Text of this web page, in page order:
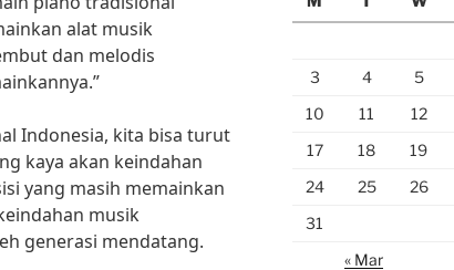
alat musik
dan melodis
Indonesia, kita bisa turut
kaya akan keindahan
yang masih memainkan
musik
generasi mendatang.
3
4 5
10
11 12
17
18 19
24
25 26
31
« Mar